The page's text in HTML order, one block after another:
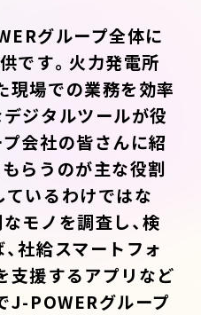
グループ全体に
です。火力発電所
現場での業務を効率
ジタルツールが役
会社の皆さんに紹
らうのが主な役割
ているわけではな
モノを調査し、検
社給スマートフォ
支援するアプリなど
J-POWERグループ